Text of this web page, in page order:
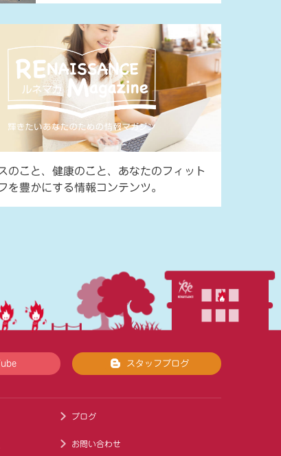
のこと、健康のこと、あなたのフィット
を豊かにする情報コンテンツ。
スタッフブログ
ブログ
お問い合わせ